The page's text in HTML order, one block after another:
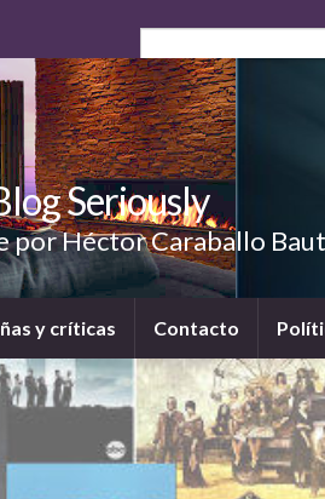
Seriously
por Héctor Caraballo
y críticas Contacto